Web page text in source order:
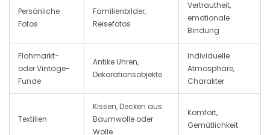
Persönliche
Fotos
Familienbilder,
Reisefotos
Vertrautheit,
emotionale
Bindung
Flohmarkt-
oder Vintage-
Funde
Antike Uhren,
Dekorationsobjekte
Individuelle
Atmosphäre,
Charakter
Textilien
Kissen, Decken aus
Baumwolle oder
Wolle
Komfort,
Gemütlichkeit